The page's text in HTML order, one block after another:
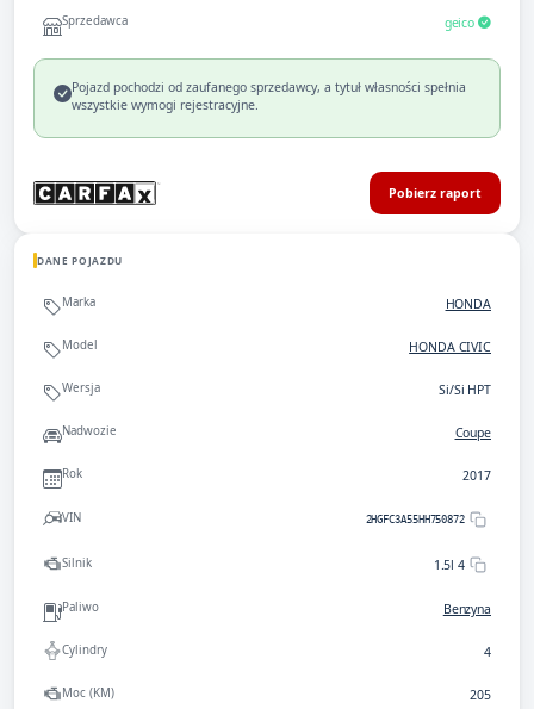
Sprzedawca geico
Pojazd pochodzi od zaufanego sprzedawcy, a tytuł własności spełnia
wszystkie wymogi rejestracyjne.
Pobierz raport
DANE POJAZDU
Marka HONDA
Model HONDA CIVIC
Wersja Si/Si HPT
Nadwozie Coupe
Rok 2017
VIN 2HGFC3A55HH750872
Silnik 1.5l 4
Paliwo Benzyna
Cylindry 4
Moc (KM) 205